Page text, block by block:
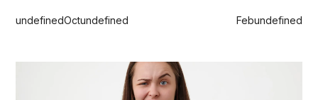
undefinedOctundefined Febundefined